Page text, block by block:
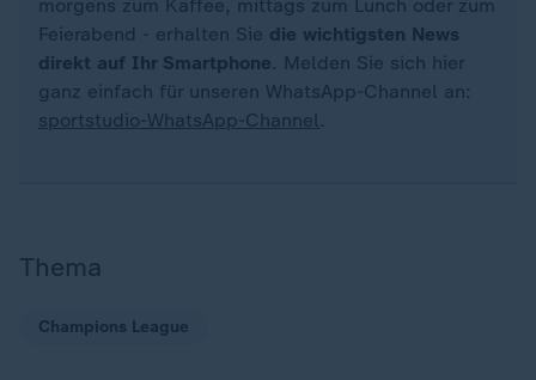
morgens zum Kaffee, mittags zum Lunch oder zum
Feierabend - erhalten Sie die wichtigsten News
direkt auf Ihr Smartphone. Melden Sie sich hier
ganz einfach für unseren WhatsApp-Channel an:
sportstudio-WhatsApp-Channel.
Thema
Champions League